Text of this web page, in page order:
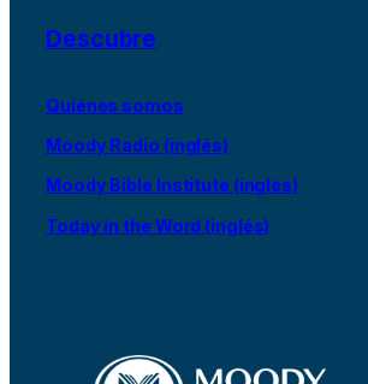
Descubre
Quiénes somos
Moody Radio (inglés)
Moody Bible Institute (inglés)
Today in the Word (inglés)